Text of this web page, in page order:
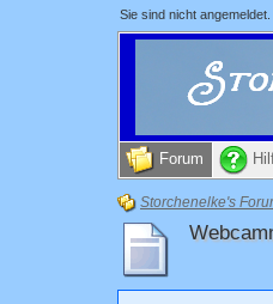
Sie sind nicht angemeldet.
Forum
Storchenelke's